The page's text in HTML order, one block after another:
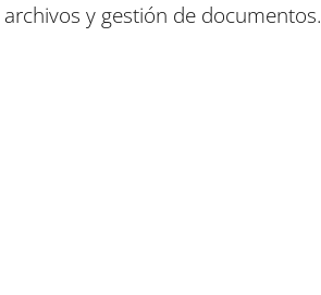
y gestión de documentos.